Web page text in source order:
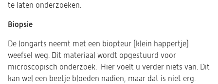
te laten onderzoeken.
Biopsie
De longarts neemt met een biopteur (klein happertje)
weefsel weg. Dit materiaal wordt opgestuurd voor
microscopisch onderzoek. Hier voelt u verder niets van. Dit
kan wel een beetje bloeden nadien, maar dat is niet erg.